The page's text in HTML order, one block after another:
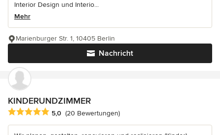
Interior Design und Interio...
Mehr
Nachricht
Marienburger Str. 1, 10405 Berlin
KINDERUNDZIMMER
Durchschnittliche Bewertung: 5 von 5 Sternen
5,0 (20 Bewertungen)